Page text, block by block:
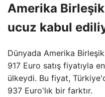
Amerika
ucuz kabul
Dünyada Amerika
917 Euro satış fiyatıyla
ülkeydi. Bu fiyat,
937 Euro'lık bir farktır.